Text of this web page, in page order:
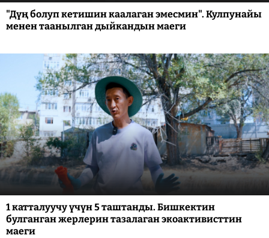
"Дүң болуп кетишин каалаган эмесмин". Кулпунайы
менен таанылган дыйкандын маеги
1 катталуучу үчүн 5 таштанды. Бишкектин
булганган жерлерин тазалаган экоактивисттин
маеги